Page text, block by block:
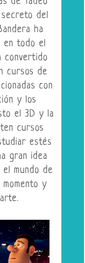
secreto del
ha
en todo el
convertido
cursos de
con
y los
el 3D y la
cursos
estés
gran idea
mundo de
y